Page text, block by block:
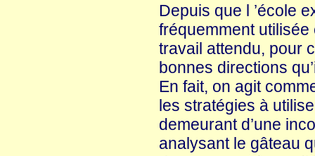
Depuis que l ’école
fréquemment utilisée
travail attendu, pour
bonnes directions
En fait, on agit
les stratégies à
demeurant d’une
analysant le gâteau